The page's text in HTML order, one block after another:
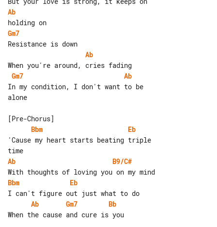
Ab
Gm7
Ab
Gm7
Ab
In my condition, I don't want to be
alone
Bbm
Eb
'Cause my heart starts beating triple
Ab
B9/C#
Bbm
Eb
Ab
Gm7
Bb
When the cause and cure is you